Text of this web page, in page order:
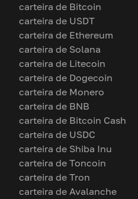
carteira de Bitcoin
carteira de USDT
carteira de Ethereum
carteira de Solana
carteira de Litecoin
carteira de Dogecoin
carteira de Monero
carteira de BNB
carteira de Bitcoin Cash
carteira de USDC
carteira de Shiba Inu
carteira de Toncoin
carteira de Tron
carteira de Avalanche